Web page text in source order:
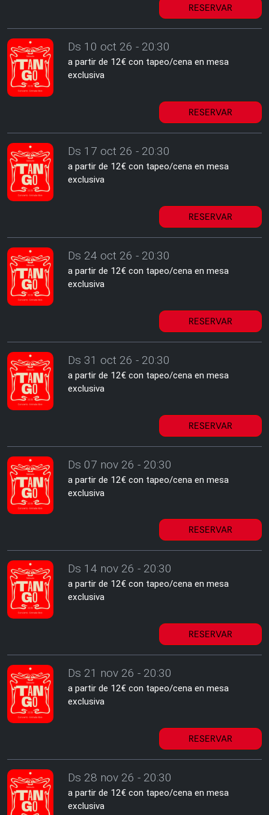
RESERVAR
Ds 10 oct 26 - 20:30
a partir de 12€ con tapeo/cena en mesa
exclusiva
RESERVAR
Ds 17 oct 26 - 20:30
a partir de 12€ con tapeo/cena en mesa
exclusiva
RESERVAR
Ds 24 oct 26 - 20:30
a partir de 12€ con tapeo/cena en mesa
exclusiva
RESERVAR
Ds 31 oct 26 - 20:30
a partir de 12€ con tapeo/cena en mesa
exclusiva
RESERVAR
Ds 07 nov 26 - 20:30
a partir de 12€ con tapeo/cena en mesa
exclusiva
RESERVAR
Ds 14 nov 26 - 20:30
a partir de 12€ con tapeo/cena en mesa
exclusiva
RESERVAR
Ds 21 nov 26 - 20:30
a partir de 12€ con tapeo/cena en mesa
exclusiva
RESERVAR
Ds 28 nov 26 - 20:30
a partir de 12€ con tapeo/cena en mesa
exclusiva